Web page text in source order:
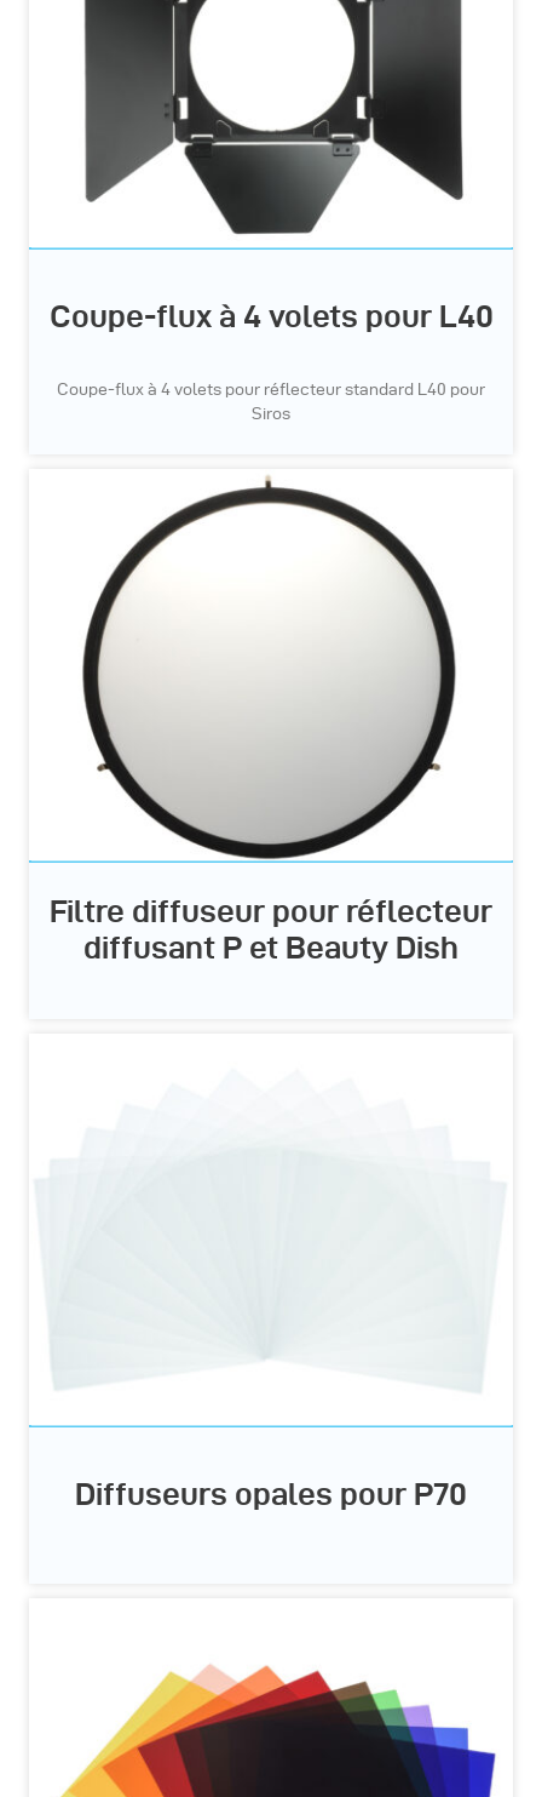
Coupe-flux à 4 volets pour L40
Coupe-flux à 4 volets pour réflecteur standard L40 pour
Siros
Filtre diffuseur pour réflecteur
diffusant P et Beauty Dish
Diffuseurs opales pour P70